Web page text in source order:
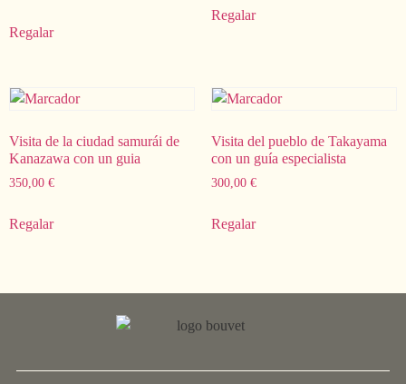
Regalar
Regalar
Visita de la ciudad samurái de
Kanazawa con un guia
350,00 €
Regalar
Visita del pueblo de Takayama
con un guía especialista
300,00 €
Regalar